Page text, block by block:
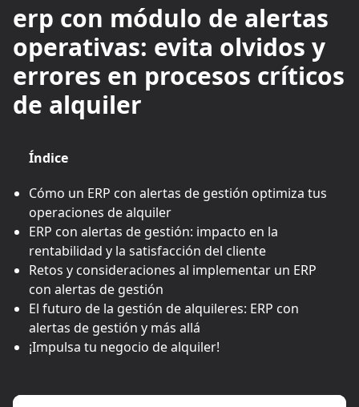
erp con módulo de alertas
operativas: evita olvidos y
errores en procesos críticos
de alquiler
Índice
Cómo un ERP con alertas de gestión optimiza tus
operaciones de alquiler
ERP con alertas de gestión: impacto en la
rentabilidad y la satisfacción del cliente
Retos y consideraciones al implementar un ERP
con alertas de gestión
El futuro de la gestión de alquileres: ERP con
alertas de gestión y más allá
¡Impulsa tu negocio de alquiler!